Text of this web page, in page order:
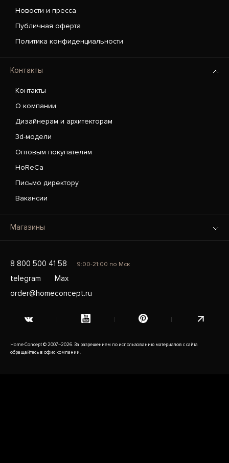
Новости и пресса
Публичная оферта
Политика конфиденциальности
Контакты
Контакты
О компании
Дизайнерам и архитекторам
3d-модели
Оптовым покупателям
HoReCa
Письмо директору
Вакансии
Магазины
8 800 500 41 58 9:00-21:00 по Мск
telegram
Max
order@homeconcept.ru
Home Concept © 2007–2026. За разрешением по использованию материалов с сайта
обращайтесь в офис компании.